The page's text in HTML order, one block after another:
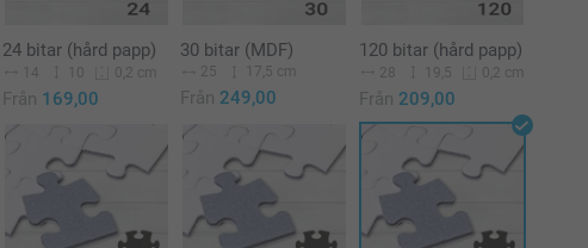
24 bitar (hård papp)
14 10 0,2 cm
Från 169,00
30 bitar (MDF)
25 17,5 cm
Från 249,00
120 bitar (hård papp)
28 19,5 0,2 cm
Från 209,00